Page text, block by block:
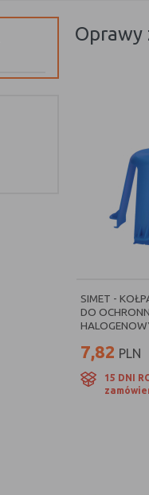
SIMET -
DO
7,82 PLN
15 DNI